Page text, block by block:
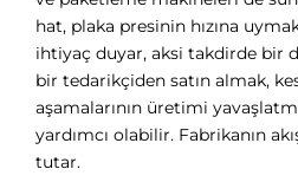
hat, plaka presinin hızına
ihtiyaç duyar, aksi takdirde bir
bir tedarikçiden satın almak,
aşamalarının üretimi
yardımcı olabilir. Fabrikanın
tutar.